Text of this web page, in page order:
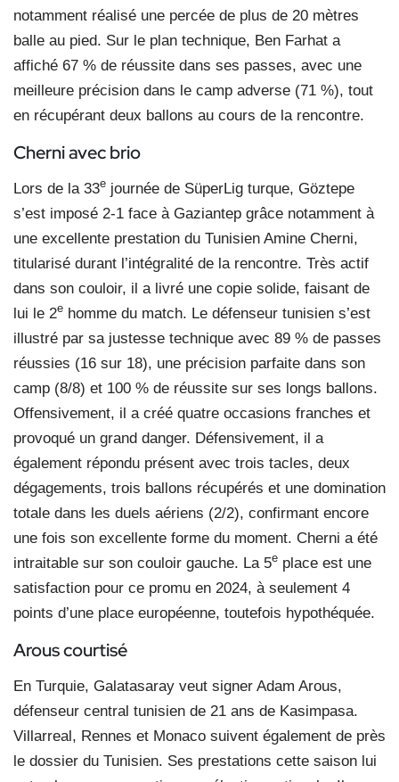
notamment réalisé une percée de plus de 20 mètres
balle au pied. Sur le plan technique, Ben Farhat a
affiché 67 % de réussite dans ses passes, avec une
meilleure précision dans le camp adverse (71 %), tout
en récupérant deux ballons au cours de la rencontre.
Cherni avec brio
Lors de la 33e journée de SüperLig turque, Göztepe
s’est imposé 2-1 face à Gaziantep grâce notamment à
une excellente prestation du Tunisien Amine Cherni,
titularisé durant l’intégralité de la rencontre. Très actif
dans son couloir, il a livré une copie solide, faisant de
lui le 2e homme du match. Le défenseur tunisien s’est
illustré par sa justesse technique avec 89 % de passes
réussies (16 sur 18), une précision parfaite dans son
camp (8/8) et 100 % de réussite sur ses longs ballons.
Offensivement, il a créé quatre occasions franches et
provoqué un grand danger. Défensivement, il a
également répondu présent avec trois tacles, deux
dégagements, trois ballons récupérés et une domination
totale dans les duels aériens (2/2), confirmant encore
une fois son excellente forme du moment. Cherni a été
intraitable sur son couloir gauche. La 5e place est une
satisfaction pour ce promu en 2024, à seulement 4
points d’une place européenne, toutefois hypothéquée.
Arous courtisé
En Turquie, Galatasaray veut signer Adam Arous,
défenseur central tunisien de 21 ans de Kasimpasa.
Villarreal, Rennes et Monaco suivent également de près
le dossier du Tunisien. Ses prestations cette saison lui